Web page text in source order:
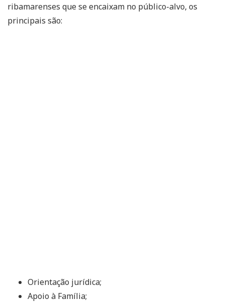
ribamarenses que se encaixam no público-alvo, os
principais são:
Orientação jurídica;
Apoio à Família;